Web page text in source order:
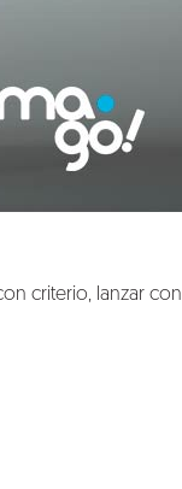
criterio, lanzar con